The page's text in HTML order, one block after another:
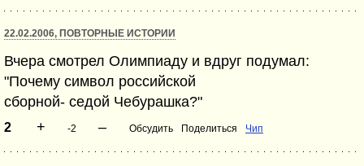
22.02.2006, ПОВТОРНЫЕ ИСТОРИИ
Вчера смотрел Олимпиаду и вдруг подумал:
"Почему символ российской
сборной- седой Чебурашка?"
2 + -2 – Обсудить Поделиться Чип